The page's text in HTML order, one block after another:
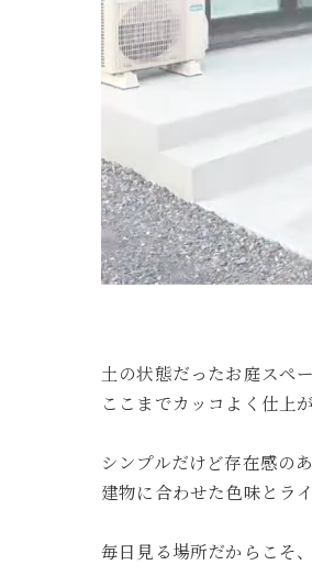
土の状態だったお庭スペ
ここまでカッコよく仕上
シンプルだけど存在感のあ
建物に合わせた色味とラ
毎日見る場所だからこそ